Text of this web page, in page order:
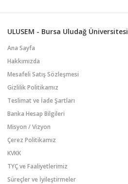
ULUSEM - Bursa Uludağ Üniversitesi
Ana Sayfa
Hakkımızda
Mesafeli Satış Sözleşmesi
Gizlilik Politikamız
Teslimat ve İade Şartları
Banka Hesap Bilgileri
Misyon / Vizyon
Çerez Politikamız
KVKK
TYÇ ve Faaliyetlerimiz
Süreçler ve İyileştirmeler